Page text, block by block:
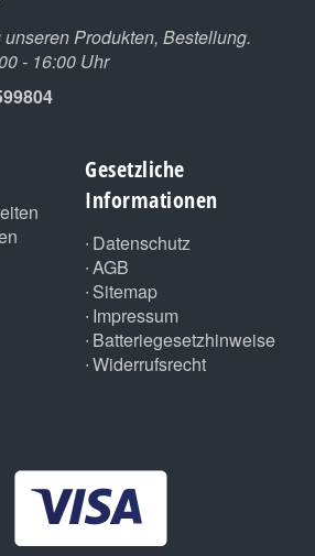
Produkten, Bestellung.
- 16:00 Uhr
Gesetzliche
Informationen
Datenschutz
AGB
Sitemap
Impressum
Batteriegesetzhinweise
Widerrufsrecht